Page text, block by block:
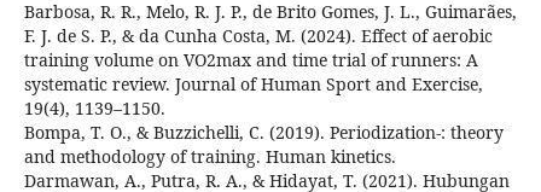
Barbosa, R. R., Melo, R. J. P., de Brito Gomes, J. L., Guimarães,
F. J. de S. P., & da Cunha Costa, M. (2024). Effect of aerobic
training volume on VO2max and time trial of runners: A
systematic review. Journal of Human Sport and Exercise,
19(4), 1139–1150.
Bompa, T. O., & Buzzichelli, C. (2019). Periodization-: theory
and methodology of training. Human kinetics.
Darmawan, A., Putra, R. A., & Hidayat, T. (2021). Hubungan